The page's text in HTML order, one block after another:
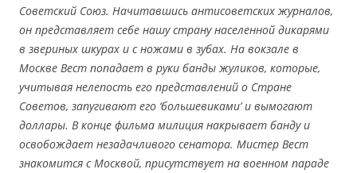
Советский Союз. Начитавшись антисоветских журналов,
он представляет себе нашу страну населенной дикарями
в звериных шкурах и с ножами в зубах. На вокзале в
Москве Вест попадает в руки банды жуликов, которые,
учитывая нелепость его представлений о Стране
Советов, запугивают его ‘большевиками’ и вымогают
доллары. В конце фильма милиция накрывает банду и
освобождает незадачливого сенатора. Мистер Вест
знакомится с Москвой, присутствует на военном параде